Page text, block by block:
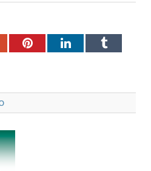
PinterestLinkedInTumblr